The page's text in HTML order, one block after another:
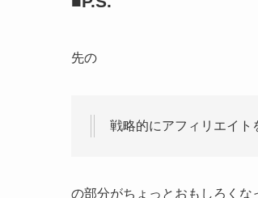
先の
戦略的にアフィリエイト
の部分がちょっとおもしろくな